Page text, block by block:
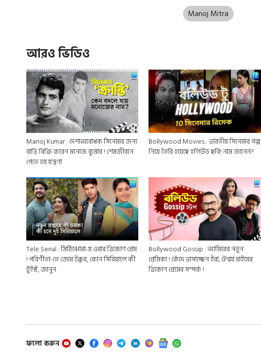
Manoj Mitra
আরও ভিডিও
Manoj Kumar : দেশাত্মবোধক সিনেমার জন্য
বাড়ি বিক্রি করেন মনোজ কুমার ! শেষজীবনে
পেতে হয় যন্ত্রণা
Bollywood Movies : ভারতীয় সিনেমার গল্প
নিয়ে তৈরি হয়েছে হলিউড ছবি! নাম জানেন?
Tele Serial : মিঠিঝোরা-য় এবার ত্রিকোণ প্রেম
! পরিণীতা-তে জোর টক্কর, কোন সিরিয়ালে কী
টুইস্ট, জানুন
Bollywood Gossip : আমিরের নতুন
প্রেমিকা ! কেঁদে ভাসাচ্ছেন ইরা, ঐশ্বর্য রাইয়ের
ত্রিকোণ প্রেমের সম্পর্ক !
ফলো করুন